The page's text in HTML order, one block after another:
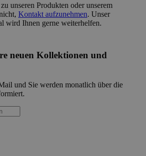
unseren Produkten oder unserem
Kontakt aufzunehmen. Unser
wird Ihnen gerne weiterhelfen.
neuen Kollektionen und
und Sie werden monatlich über die